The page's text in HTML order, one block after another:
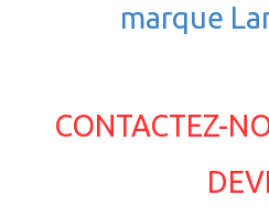
marque
CONTACTEZ-